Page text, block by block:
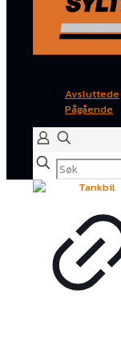
Avsluttede
Pågående